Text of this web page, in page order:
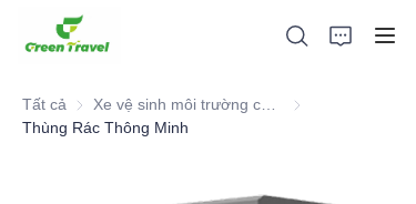
Tất cả
Xe vệ sinh môi
Thùng Rác Thông Minh